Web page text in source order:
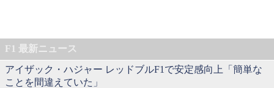
F1 最新ニュース
アイザック・ハジャー レッドブルF1で安定感向上「簡単な
ことを間違えていた」